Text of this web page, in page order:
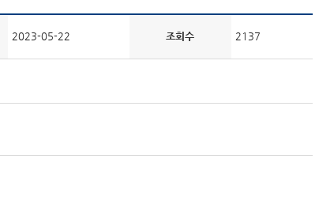
2023-05-22 조회수 2137